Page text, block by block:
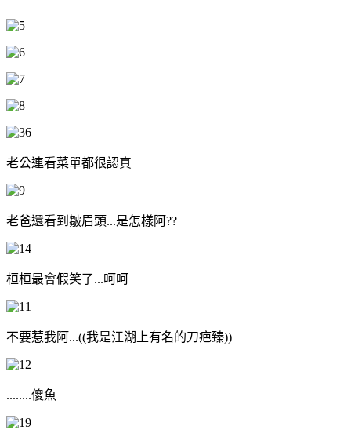
老公連看菜單都很認真
老爸還看到皺眉頭...是怎樣阿??
桓桓最會假笑了...呵呵
不要惹我阿...((我是江湖上有名的刀疤臻))
........傻魚